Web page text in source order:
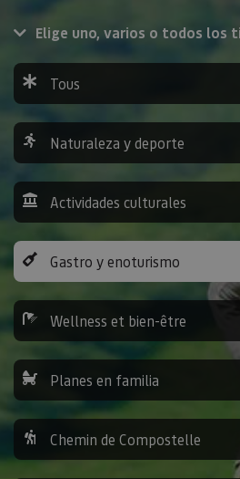
Elige uno, varios o todos los
Tous
Naturaleza y deporte
Actividades culturales
Gastro y enoturismo
Wellness et bien-être
Planes en familia
Chemin de Compostelle